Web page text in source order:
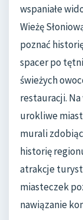
wspaniałe
Wieżę
poznać
spacer po
świeżych
restauracji.
urokliwe
murali
historię
atrakcje
miasteczek
nawiązanie